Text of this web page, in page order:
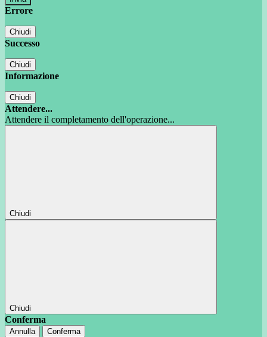
Errore
Chiudi
Successo
Chiudi
Informazione
Chiudi
Attendere...
Attendere il completamento dell'operazione...
Chiudi
Chiudi
Conferma
Annulla Conferma